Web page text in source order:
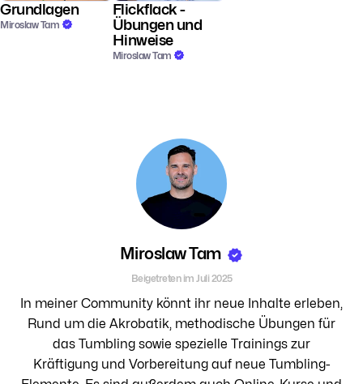
Grundlagen
Miroslaw Tam
Flickflack -
Übungen und
Hinweise
Miroslaw Tam
Miroslaw Tam
Beigetreten im Juli 2025
In meiner Community könnt ihr neue Inhalte erleben,
Rund um die Akrobatik, methodische Übungen für
das Tumbling sowie spezielle Trainings zur
Kräftigung und Vorbereitung auf neue Tumbling-